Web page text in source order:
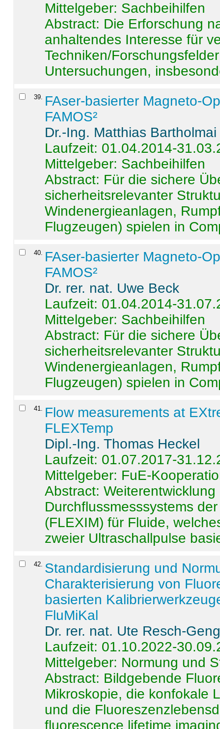
Mittelgeber: Sachbeihilfen
Abstract: Die Erforschung
anhaltendes Interesse für
Techniken/
Untersuchungen,
39. FAser-basierter Magneto-
FAMOS²
Dr.-Ing. Matthias Bartholmai
Laufzeit: 01.04.2014-
Mittelgeber: Sachbeihilfen
Abstract: Für die sichere
sicherheitsrelevanter
Windenergieanlagen,
Flugzeugen) spielen in
40. FAser-basierter Magneto-
FAMOS²
Dr. rer. nat. Uwe Beck
Laufzeit: 01.04.2014-
Mittelgeber: Sachbeihilfen
Abstract: Für die sichere
sicherheitsrelevanter
Windenergieanlagen,
Flugzeugen) spielen in
41. Flow measurements at
FLEXTemp
Dipl.-Ing. Thomas Heckel
Laufzeit: 01.07.2017-
Mittelgeber: FuE-
Abstract:
Durchflussmesssystems
(FLEXIM) für Fluide,
zweier Ultraschallpulse
42. Standardisierung und
Charakterisierung von
basierten
FluMiKal
Dr. rer. nat. Ute Resch-
Laufzeit: 01.10.2022-
Mittelgeber: Normung und
Abstract: Bildgebende
Mikroskopie, die konfokale
und die
fluorescence lifetime